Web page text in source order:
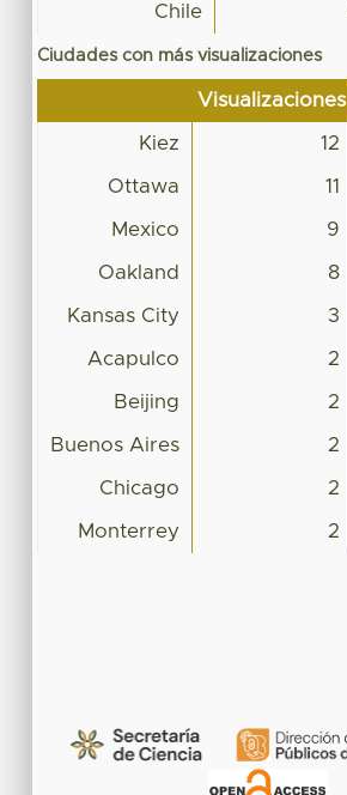
Chile
Ciudades con más visualizaciones
Visualizaciones
Kiez 12
Ottawa 11
Mexico 9
Oakland 8
Kansas City 3
Acapulco 2
Beijing 2
Buenos Aires 2
Chicago 2
Monterrey 2